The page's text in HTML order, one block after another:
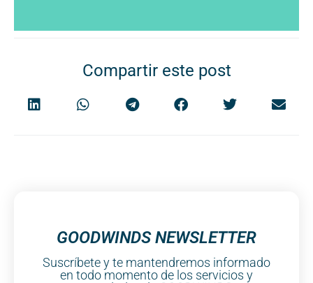
Compartir este post
GOODWINDS NEWSLETTER
Suscríbete y te mantendremos informado
en todo momento de los servicios y